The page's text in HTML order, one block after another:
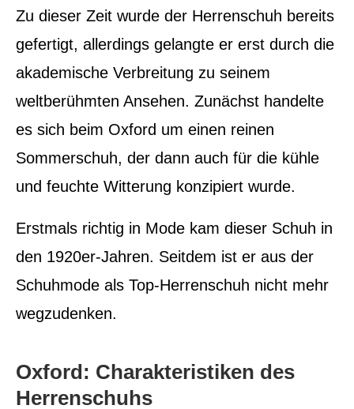
Zu dieser Zeit wurde der Herrenschuh bereits
gefertigt, allerdings gelangte er erst durch die
akademische Verbreitung zu seinem
weltberühmten Ansehen. Zunächst handelte
es sich beim Oxford um einen reinen
Sommerschuh, der dann auch für die kühle
und feuchte Witterung konzipiert wurde.
Erstmals richtig in Mode kam dieser Schuh in
den 1920er-Jahren. Seitdem ist er aus der
Schuhmode als Top-Herrenschuh nicht mehr
wegzudenken.
Oxford: Charakteristiken des
Herrenschuhs